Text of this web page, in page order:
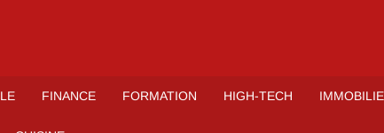
FINANCE FORMATION HIGH-TECH